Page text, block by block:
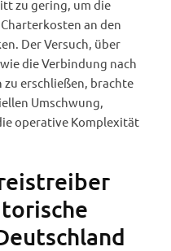
zu gering, um die
an den
Der Versuch, über
die Verbindung nach
zu erschließen, brachte
Umschwung,
operative Komplexität